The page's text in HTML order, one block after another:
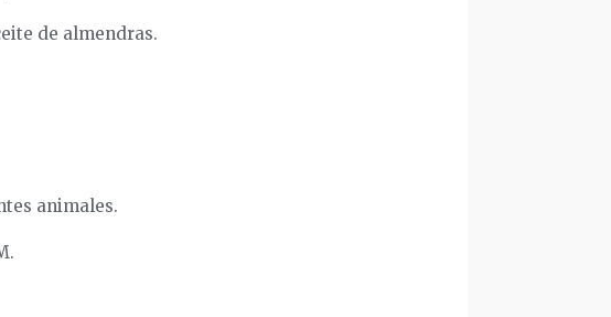
de almendras.
animales.